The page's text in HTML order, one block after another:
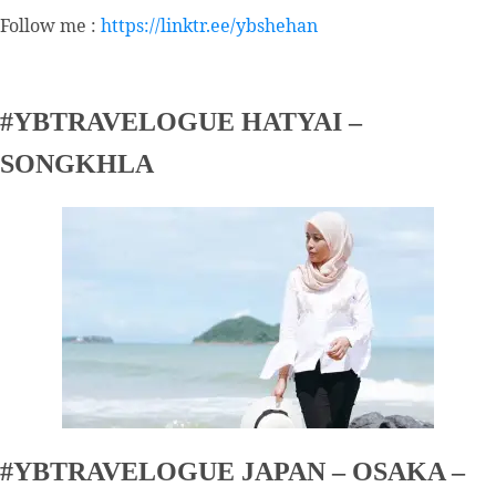
Follow me : https://linktr.ee/ybshehan
#YBTRAVELOGUE HATYAI –
SONGKHLA
#YBTRAVELOGUE JAPAN – OSAKA –